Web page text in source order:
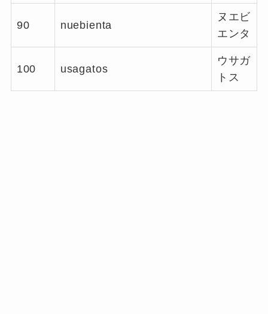
90 nuebienta
ヌエビ
エンタ
100 usagatos
ウサガ
トス